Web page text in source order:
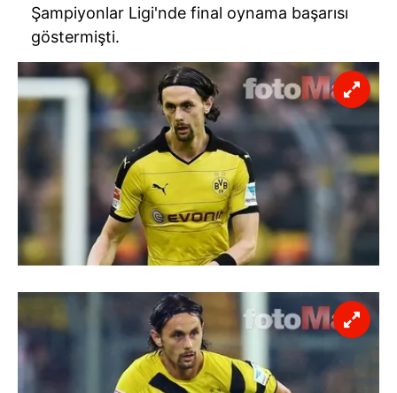
Şampiyonlar Ligi'nde final oynama başarısı
göstermişti.